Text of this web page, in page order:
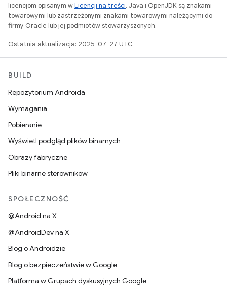
licencjom opisanym wLicencji na treści. Java i OpenJDK są znakami
towarowymi lub zastrzeżonymi znakami towarowymi należącymi do
firmy Oracle lub jej podmiotów stowarzyszonych.
Ostatnia aktualizacja: 2025-07-27 UTC.
BUILD
Repozytorium Androida
Wymagania
Pobieranie
Wyświetl podgląd plików binarnych
Obrazy fabryczne
Pliki binarne sterowników
SPOŁECZNOŚĆ
@Android na X
@AndroidDev na X
Blog o Androidzie
Blog o bezpieczeństwie w Google
Platforma w Grupach dyskusyjnych Google